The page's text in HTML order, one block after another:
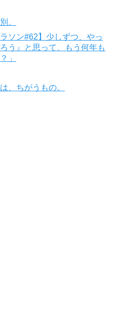
。
ソン#62】少しずつ、やっ
う』と思って、もう何年も
」
、ちがうもの。